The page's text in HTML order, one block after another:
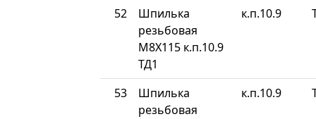
52
Шпилька
резьбовая
М8Х115 к.п.10.9
ТД1
к.п.10.9
53
Шпилька
резьбовая
к.п.10.9